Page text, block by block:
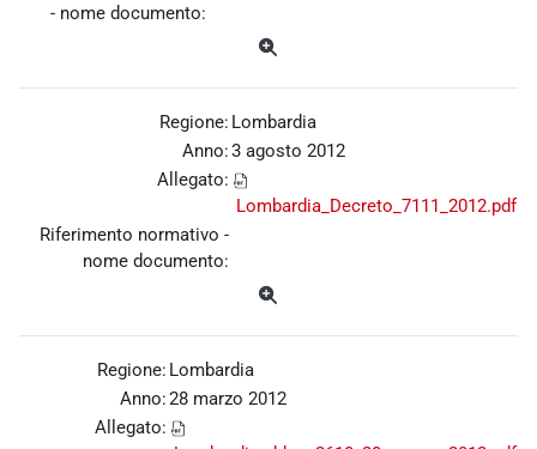
- nome documento:
Regione: Lombardia
Anno:3 agosto 2012
Allegato:
Lombardia_Decreto_7111_2012.pdf
Riferimento normativo -
nome documento:
Regione: Lombardia
Anno:28 marzo 2012
Allegato: